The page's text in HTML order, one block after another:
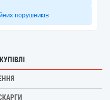
порушників